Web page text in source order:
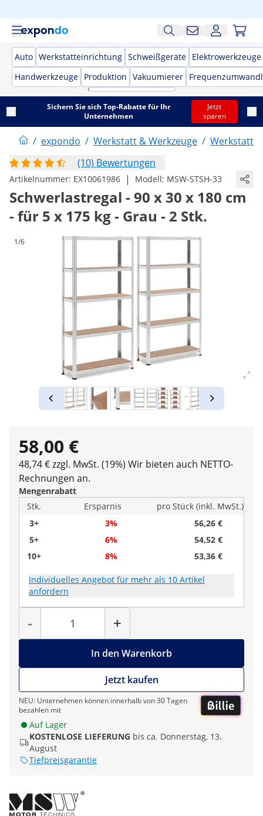
Auto Werkstatteinrichtung Schweißgeräte Elektrowerkzeuge
Handwerkzeuge Produktion Vakuumierer
Sichern Sie sich Top-Rabatte für Ihr
Unternehmen
Jetzt
sparen
/ expondo / Werkstatt & Werkzeuge /
(10) Bewertungen
Artikelnummer: EX10061986 | Modell: MSW-STSH-33
Schwerlastregal - 90 x 30 x 180 cm
- für 5 x 175 kg - Grau - 2 Stk.
1/6
58,00 €
48,74 € zzgl. MwSt. (19%) Wir bieten auch NETTO-
Rechnungen an.
Mengenrabatt
Stk.
Ersparnis
pro Stück (inkl. MwSt.)
3+
3%
56,26 €
5+
6%
54,52 €
10+
8% 53,36 €
Individuelles Angebot für mehr als 10 Artikel
anfordern
-
Menge
+
In den Warenkorb
Jetzt kaufen
NEU: Unternehmen können innerhalb von 30 Tagen
bezahlen mit
Auf Lager
KOSTENLOSE LIEFERUNG bis ca. Donnerstag, 13.
August
Tiefpreisgarantie